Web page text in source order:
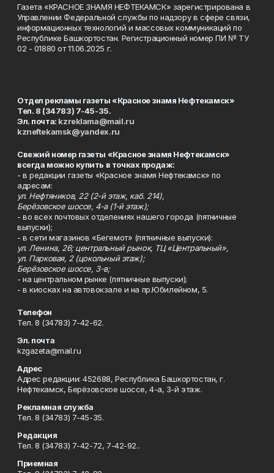
Газета «КРАСНОЕ ЗНАМЯ НЕФТЕКАМСК» зарегистрирована в
Управлении Федеральной службы по надзору в сфере связи,
информационных технологий и массовых коммуникаций по
Республике Башкортостан. Регистрационный номер ПИ № ТУ
02 - 01880 от 11.06.2025 г.
Отдел рекламы газеты «Красное знамя Нефтекамск»
Тел. 8 (34783) 7-45-35.
Эл. почта: kzreklama@mail.ru
kzneftekamsk@yandex.ru
Свежий номер газеты «Красное знамя Нефтекамск»
всегда можно купить в точках продаж:
- в редакции газеты «Красное знамя Нефтекамск» по
адресам:
ул. Нефтяников, 22 (2-й этаж, каб. 214),
Берёзовское шоссе, 4-а (1-й этаж);
- во всех почтовых отделениях нашего города (пятничные
выпуски);
- в сети магазинов «Бегемот» (пятничные выпуски):
ул. Ленина, 26; центральный рынок, ТЦ «Центральный»,
ул. Парковая, 2 (цокольный этаж);
Берёзовское шоссе, 3-в;
- на центральном рынке (пятничные выпуски);
- в киосках на автовокзале и на пр.Юбилейном, 5.
Телефон
Тел. 8 (34783) 7-42-62.
Эл. почта
kzgazeta@mail.ru
Адрес
Адрес редакции: 452688, Республика Башкортостан, г.
Нефтекамск, Берёзовское шоссе, 4-а, 3-й этаж.
Рекламная служба
Тел. 8 (34783) 7-45-35.
Редакция
Тел. 8 (34783) 7-42-72, 7-42-92..
Приемная